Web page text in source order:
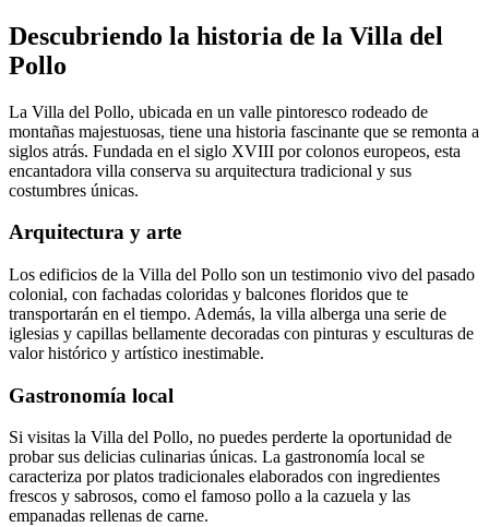
Descubriendo la historia de la Villa del
Pollo
La Villa del Pollo, ubicada en un valle pintoresco rodeado de
montañas majestuosas, tiene una historia fascinante que se remonta a
siglos atrás. Fundada en el siglo XVIII por colonos europeos, esta
encantadora villa conserva su arquitectura tradicional y sus
costumbres únicas.
Arquitectura y arte
Los edificios de la Villa del Pollo son un testimonio vivo del pasado
colonial, con fachadas coloridas y balcones floridos que te
transportarán en el tiempo. Además, la villa alberga una serie de
iglesias y capillas bellamente decoradas con pinturas y esculturas de
valor histórico y artístico inestimable.
Gastronomía local
Si visitas la Villa del Pollo, no puedes perderte la oportunidad de
probar sus delicias culinarias únicas. La gastronomía local se
caracteriza por platos tradicionales elaborados con ingredientes
frescos y sabrosos, como el famoso pollo a la cazuela y las
empanadas rellenas de carne.